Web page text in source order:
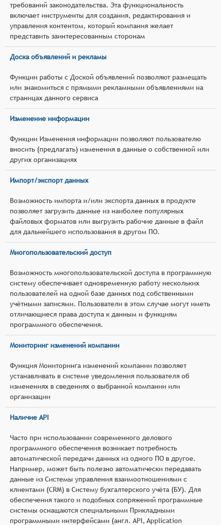
требований законодательства. Эта функциональность
включает инструменты для создания, редактирования и
управления контентом, который компания желает
представить заинтересованным сторонам
Доска объявлений и рекламы
Функции работы с Доской объявлений позволяют размещать
или знакомиться с прямыми рекламными объявлениями на
страницах данного сервиса
Изменение информации
Функции Изменения информации позволяют пользователю
вносить (предлагать) изменения в данные о собственной или
других организациях
Импорт/экспорт данных
Возможность импорта и/или экспорта данных в продукте
позволяет загрузить данные из наиболее популярных
файловых форматов или выгрузить рабочие данные в файл
для дальнейшего использования в другом ПО.
Многопользовательский доступ
Возможность многопользовательской доступа в программную
систему обеспечивает одновременную работу нескольких
пользователей на одной базе данных под собственными
учётными записями. Пользователи в этом случае могут иметь
отличающиеся права доступа к данным и функциям
программного обеспечения.
Мониторинг изменений компании
Функция Мониторинга изменений компании позволяет
устанавливать в системе уведомления пользователя об
изменениях в сведениях о выбранной компании или
организации
Наличие API
Часто при использовании современного делового
программного обеспечения возникает потребность
автоматической передачи данных из одного ПО в другое.
Например, может быть полезно автоматически передавать
данные из Системы управления взаимоотношениями с
клиентами (CRM) в Систему бухгалтерского учёта (БУ). Для
обеспечения такого и подобных сопряжений программные
системы оснащаются специальными Прикладными
программными интерфейсами (англ. API, Application